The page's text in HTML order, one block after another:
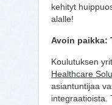
kehityt
alalle!
Avoin paikka:
Koulutuksen
Healthcare
asiantuntijaa
integraatioista.